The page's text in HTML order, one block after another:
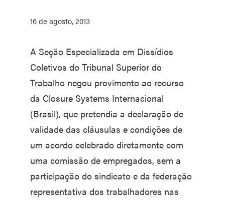
16 de agosto, 2013
A Seção Especializada em Dissídios
Coletivos do Tribunal Superior do
Trabalho negou provimento ao recurso
da Closure Systems Internacional
(Brasil), que pretendia a declaração de
validade das cláusulas e condições de
um acordo celebrado diretamente com
uma comissão de empregados, sem a
participação do sindicato e da federação
representativa dos trabalhadores nas